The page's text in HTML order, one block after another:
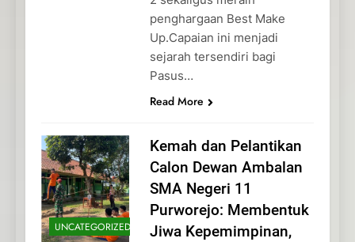
penghargaan Best Make
Up.Capaian ini menjadi
sejarah tersendiri bagi
Pasus…
Read More
UNCATEGORIZED
Kemah dan Pelantikan
Calon Dewan Ambalan
SMA Negeri 11
Purworejo: Membentuk
Jiwa Kepemimpinan,